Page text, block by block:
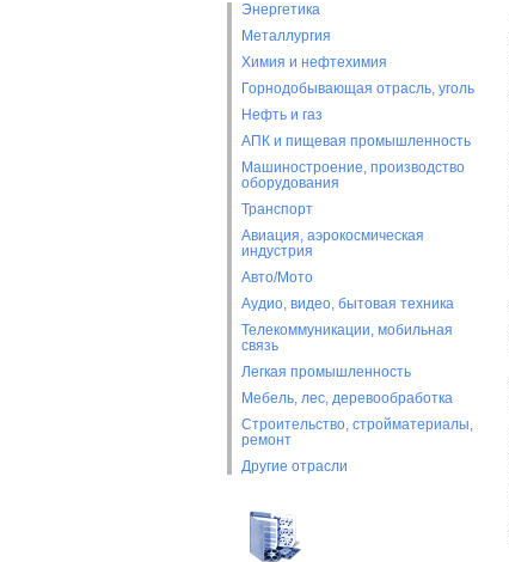
Энергетика
Металлургия
Химия и нефтехимия
Горнодобывающая отрасль, уголь
Нефть и газ
АПК и пищевая промышленность
Машиностроение, производство
оборудования
Транспорт
Авиация, аэрокосмическая
индустрия
Авто/Мото
Аудио, видео, бытовая техника
Телекоммуникации, мобильная
связь
Легкая промышленность
Мебель, лес, деревообработка
Строительство, стройматериалы,
ремонт
Другие отрасли